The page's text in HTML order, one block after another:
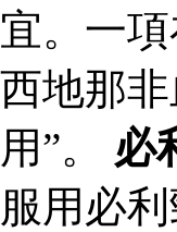
宜。一
西地那
用”。 必
服用必